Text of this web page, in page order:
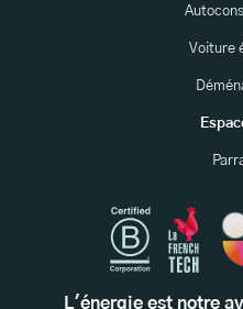
Voiture
L'énergie est notre